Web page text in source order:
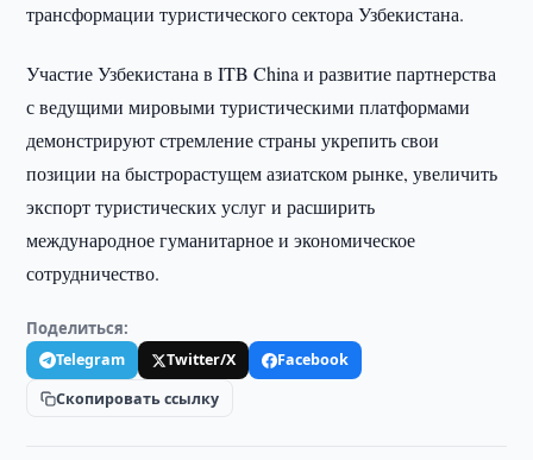
трансформации туристического сектора Узбекистана.
Участие Узбекистана в ITB China и развитие партнерства
с ведущими мировыми туристическими платформами
демонстрируют стремление страны укрепить свои
позиции на быстрорастущем азиатском рынке, увеличить
экспорт туристических услуг и расширить
международное гуманитарное и экономическое
сотрудничество.
Поделиться:
Telegram Twitter/X
Facebook
Скопировать ссылку